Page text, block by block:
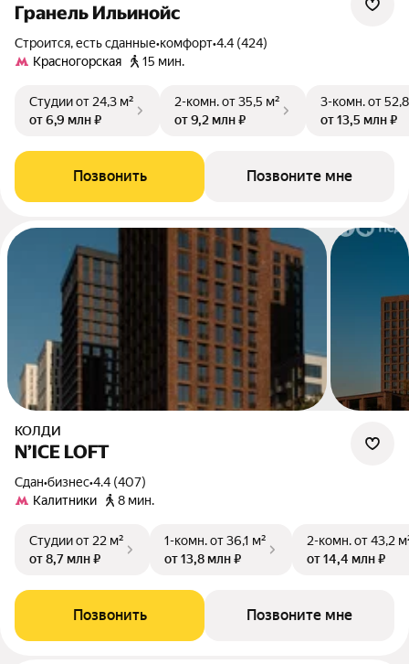
Гранель Ильинойс
Строится, есть сданные•комфорт•4.4 (424)
Красногорская
15 мин.
Студииот 24,3 м²
от 6,9 млн ₽
2-комн.от 35,5 м²
от 9,2 млн ₽
3-комн.от
от 13,5 млн ₽
Позвонить Позвоните мне
КОЛДИ
N’ICE LOFT
Сдан•бизнес•4.4 (407)
Калитники
8 мин.
Студииот 22 м²
от 8,7 млн ₽
1-комн.от 36,1 м²
от 13,8 млн ₽
2-комн.от 43,2
от 14,4 млн ₽
Позвонить Позвоните мне